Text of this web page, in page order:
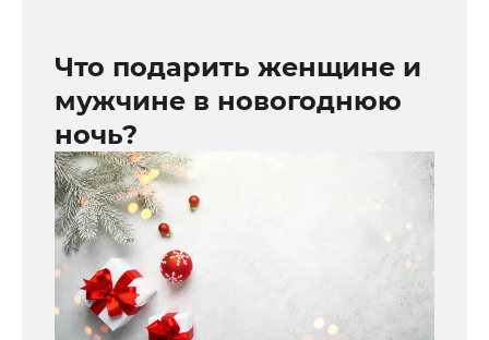
Что подарить женщине и
мужчине в новогоднюю
ночь?